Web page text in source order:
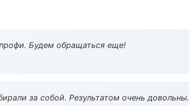
Будем обращаться еще!
за собой. Результатом очень довольны.